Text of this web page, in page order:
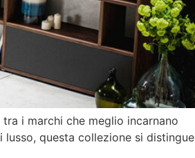
i marchi che meglio incarnano
lusso, questa collezione si distingue